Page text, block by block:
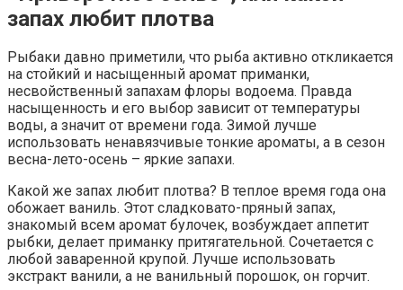
запах любит плотва
Рыбаки давно приметили, что рыба активно откликается
на стойкий и насыщенный аромат приманки,
несвойственный запахам флоры водоема. Правда
насыщенность и его выбор зависит от температуры
воды, а значит от времени года. Зимой лучше
использовать ненавязчивые тонкие ароматы, а в сезон
весна-лето-осень – яркие запахи.
Какой же запах любит плотва? В теплое время года она
обожает ваниль. Этот сладковато-пряный запах,
знакомый всем аромат булочек, возбуждает аппетит
рыбки, делает приманку притягательной. Сочетается с
любой заваренной крупой. Лучше использовать
экстракт ванили, а не ванильный порошок, он горчит.